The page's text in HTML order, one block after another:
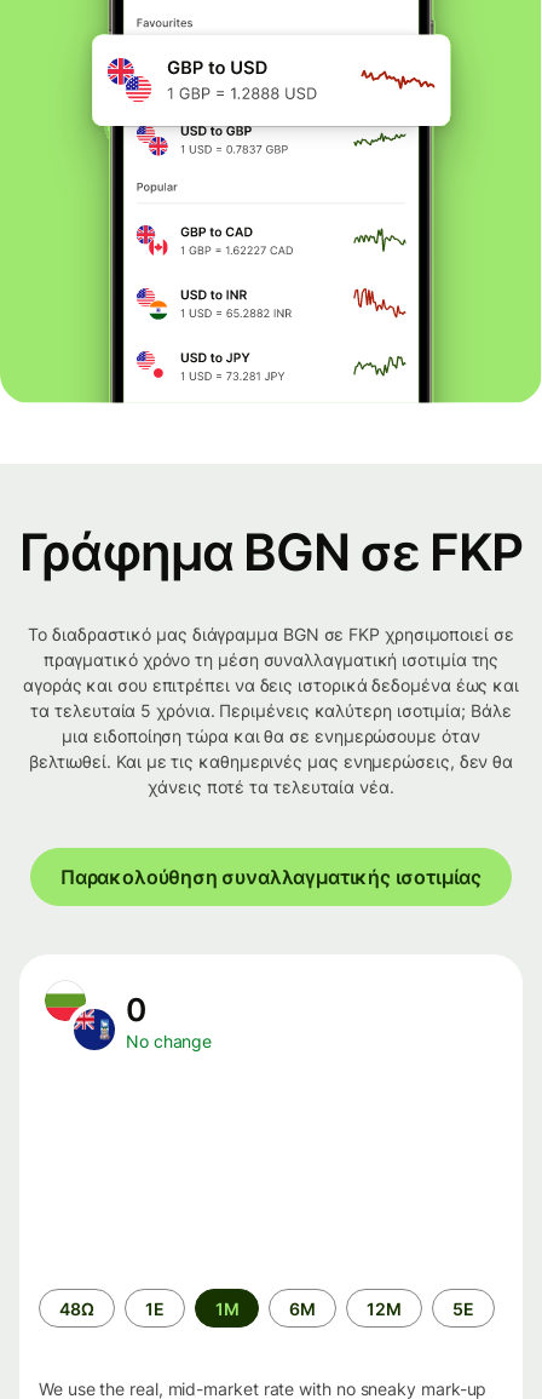
Γράφημα BGN σε FKP
Το διαδραστικό μας διάγραμμα BGN σε FKP χρησιμοποιεί σε
πραγματικό χρόνο τη μέση συναλλαγματική ισοτιμία της
αγοράς και σου επιτρέπει να δεις ιστορικά δεδομένα έως και
τα τελευταία 5 χρόνια. Περιμένεις καλύτερη ισοτιμία; Βάλε
μια ειδοποίηση τώρα και θα σε ενημερώσουμε όταν
βελτιωθεί. Και με τις καθημερινές μας ενημερώσεις, δεν θα
χάνεις ποτέ τα τελευταία νέα.
Παρακολούθηση συναλλαγματικής ισοτιμίας
0
No change
Time
period
48Ω 1Ε 1M 6M 12M 5Ε
We use the real, mid-market rate with no sneaky mark-up